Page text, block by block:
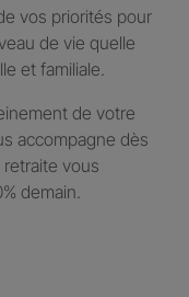
vos priorités pour
de vie quelle
et familiale.
de votre
accompagne dès
vous
demain.